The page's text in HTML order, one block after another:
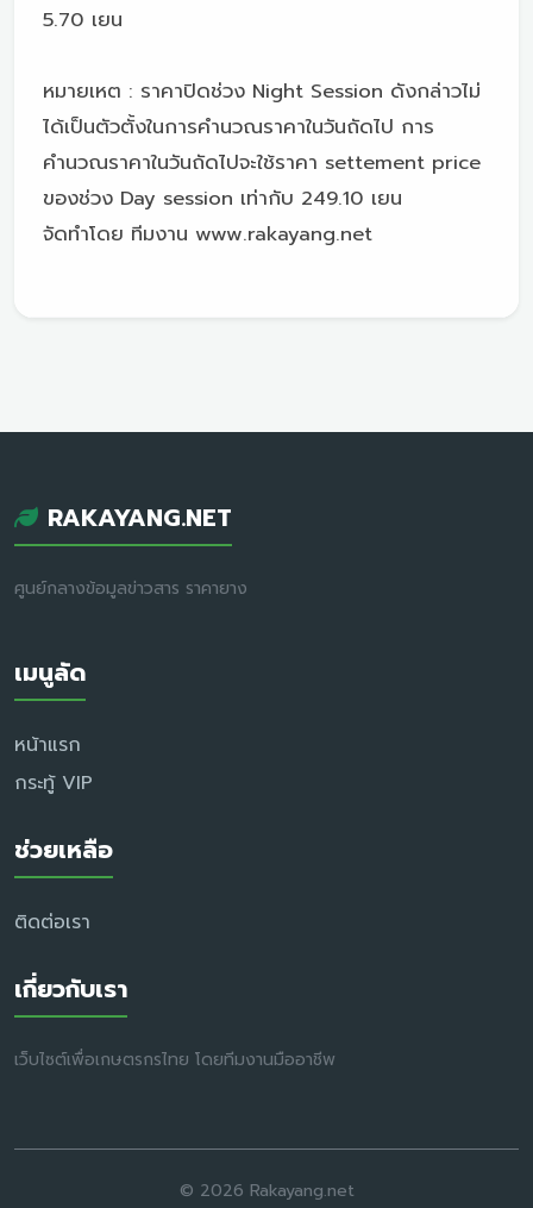
5.70 เยน
หมายเหต : ราคาปิดช่วง Night Session ดังกล่าวไม่
ได้เป็นตัวตั้งในการคำนวณราคาในวันถัดไป การ
คำนวณราคาในวันถัดไปจะใช้ราคา settement price
ของช่วง Day session เท่ากับ 249.10 เยน
จัดทำโดย ทีมงาน www.rakayang.net
RAKAYANG.NET
ศูนย์กลางข้อมูลข่าวสาร ราคายาง
เมนูลัด
หน้าแรก
กระทู้ VIP
ช่วยเหลือ
ติดต่อเรา
เกี่ยวกับเรา
เว็บไซต์เพื่อเกษตรกรไทย โดยทีมงานมืออาชีพ
© 2026 Rakayang.net